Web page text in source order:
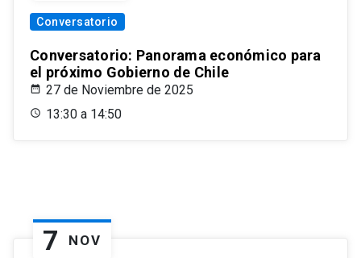
Conversatorio
Conversatorio: Panorama económico para
el próximo Gobierno de Chile
27 de Noviembre de 2025
13:30 a 14:50
7 NOV